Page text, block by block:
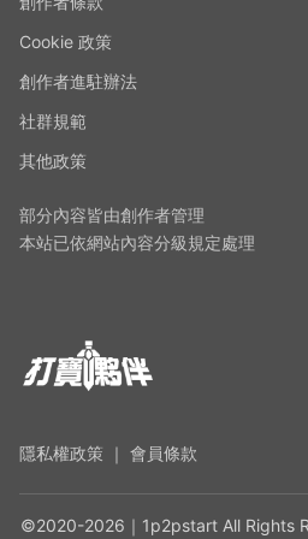
Cookie 政策
創作者進駐辦法
社群規範
其他政策
部分內容皆由創作者管理
本站已依網站內容分級規定處理
隱私權政策 ｜ 會員條款
©2020-2026｜1p2pstart All Rights